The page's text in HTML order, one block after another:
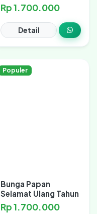
Rp 1.700.000
Detail
Populer
Bunga Papan
Selamat Ulang Tahun
Rp 1.700.000